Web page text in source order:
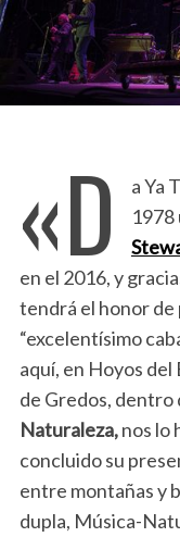
«D
a Ya
1978
en el 2016, y
tendrá el honor
“excelentísimo
aquí, en Hoyos del
de Gredos, dentro
Naturaleza,nos lo
concluido su
entre montañas y
dupla, Música-